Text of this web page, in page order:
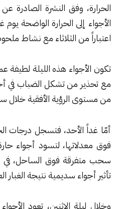
وفق النشرة الصادرة عن المركز
الحرارة الواضحة يوم غدٍ الأحد
من الثلاثاء مع نشاط ملحوظ على
هذه الليلة لطيفة عموماً،
من تشكل الضباب في أجزاء من
الرؤية الأفقية خلال ساعات الفجر
لتسود أجواء حارة
فوق الساحل، في حين تبقى
سديمية نتيجة الغبار العالق.
الإثنين، تعود الأجواء